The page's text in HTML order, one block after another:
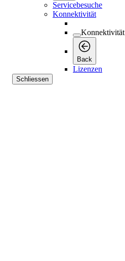
Servicebesuche
Konnektivität
Konnektivität
Back
Lizenzen
Schliessen